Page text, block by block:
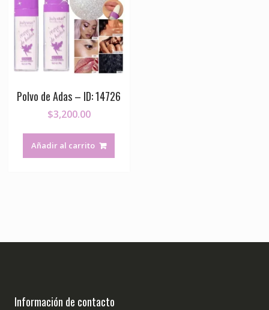
Polvo de Adas – ID: 14726
$3,200.00
Añadir al carrito
Información de contacto